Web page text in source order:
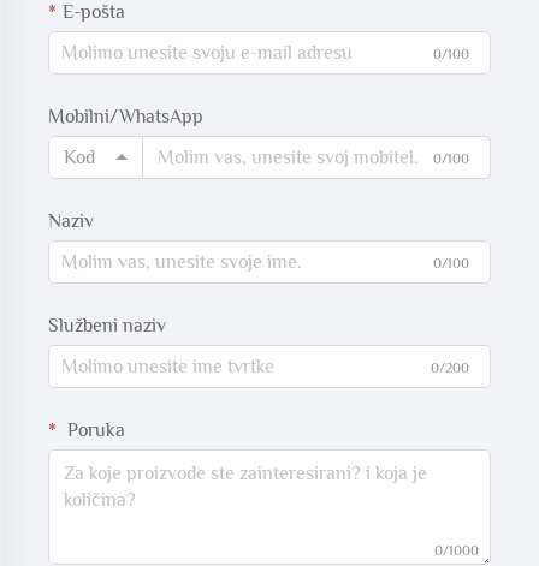
E-pošta
0/100
Mobilni/WhatsApp
Kod
0/100
Naziv
0/100
Službeni naziv
0/200
Poruka
0/1000